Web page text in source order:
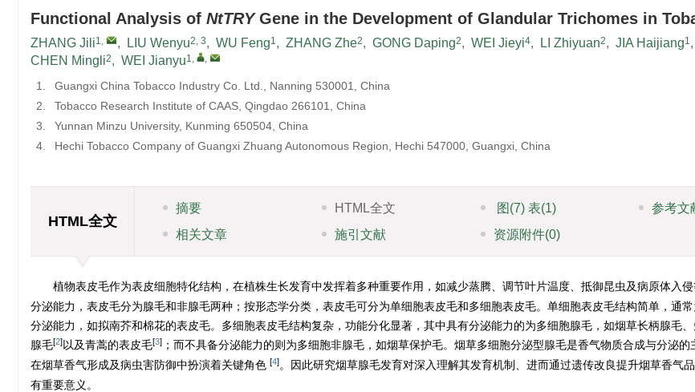
Functional Analysis of NtTRYGene in the Development of Glandular Trichomes in
ZHANG Jili1, , LIU Wenyu2, 3, WU Feng1, ZHANG Zhe2, GONG Daping2, WEI Jieyi4, LI Zhiyuan2, JIA Haijiang1,
CHEN Mingli2, WEI Jianyu1, ,
1.
Guangxi China Tobacco Industry Co. Ltd., Nanning 530001, China
2.
Tobacco Research Institute of CAAS, Qingdao 266101, China
3.
Yunnan Minzu University, Kunming 650504, China
4.
Hechi Tobacco Company of Guangxi Zhuang Autonomous Region, Hechi 547000, Guangxi, China
HTML全文
摘要 HTML全文 图 (7)表(1) 参考文
相关文章
施引文献 资源附件(0)
植物表皮毛作为表皮细胞特化结构，在植株生长发育中发挥着多种重要作用，如减少蒸腾、调节叶片温度、抵御昆虫及病原体入
分泌能力，表皮毛分为腺毛和非腺毛两种；按形态学分类，表皮毛可分为单细胞表皮毛和多细胞表皮毛。单细胞表皮毛结构简单，通
分泌能力，如拟南芥和棉花的表皮毛。多细胞表皮毛结构复杂，功能分化显著，其中具有分泌能力的为多细胞腺毛，如烟草长柄腺毛
腺毛[2]以及青蒿的表皮毛[3] ；而不具备分泌能力的则为多细胞非腺毛，如烟草保护毛。烟草多细胞分泌型腺毛是香气物质合成与分泌的
在烟草香气形成及病虫害防御中扮演着关键角色 [4]。因此研究烟草腺毛发育对深入理解其发育机制、进而通过遗传改良提升烟草香气
有重要意义。